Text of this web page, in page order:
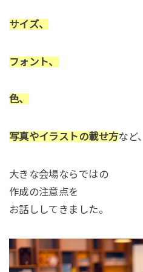
サイズ、
フォント、
色、
写真やイラストの載せ方など、
大きな会場ならではの
作成の注意点を
お話ししてきました。